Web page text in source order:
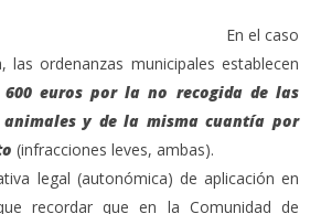
caso
las ordenanzas municipales establecen
600 euros por la no recogida de las
animales y de la misma cuantía por
(infracciones leves, ambas).
legal (autonómica) de aplicación en
recordar que en la Comunidad de